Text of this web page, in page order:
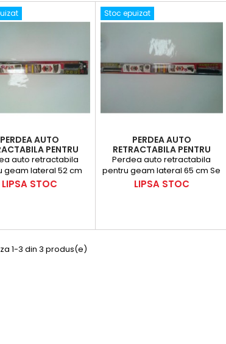
PERDEA AUTO
PENTRU
LATERAL 52 CM
auto retractabila
geam lateral 52 cm
textil Se decupeaza
Pret
LIPSA STOC
Stoc epuizat
PERDEA AUTO
RETRACTABILA PENTRU
GEAM LATERAL 65 CM
Perdea auto retractabila
pentru geam lateral 65 cm Se
decupeaza dupa forma
Pret
LIPSA STOC
1-3 din 3 produs(e)